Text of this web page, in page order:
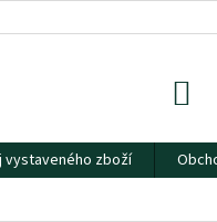
vystaveného zboží